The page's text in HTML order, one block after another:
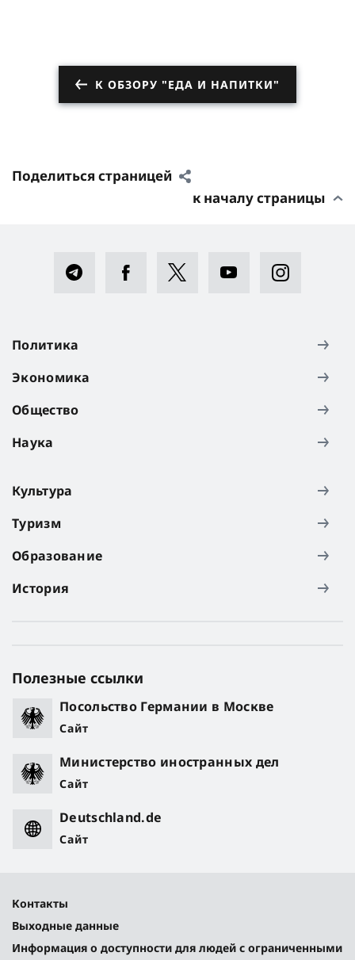
К ОБЗОРУ "ЕДА И НАПИТКИ"
Поделиться страницей
к началу страницы
Политика
Экономика
Общество
Наука
Культура
Туризм
Образование
История
Полезные ссылки
Посольство Германии в Москве
Сайт
Министерство иностранных дел
Сайт
Deutschland.de
Сайт
Контакты
Выходные данные
Информация о доступности для людей с ограниченными